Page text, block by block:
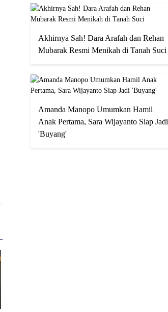
Akhirnya Sah! Dara Arafah dan Rehan
Mubarak Resmi Menikah di Tanah Suci
Amanda Manopo Umumkan Hamil
Anak Pertama, Sara Wijayanto Siap Jadi
'Buyang'